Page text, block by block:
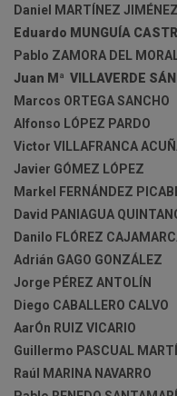
Daniel MARTÍNEZ JIMÉNEZ
Eduardo MUNGUÍA
Pablo ZAMORA DEL
Juan Mª VILLAVERDE
Marcos ORTEGA SANCHO
Alfonso LÓPEZ PARDO
Victor VILLAFRANCA
Javier GÓMEZ LÓPEZ
Markel FERNÁNDEZ
David PANIAGUA
Danilo FLÓREZ
Adrián GAGO GONZÁLEZ
Jorge PÉREZ ANTOLÍN
Diego CABALLERO CALVO
AarÓn RUIZ VICARIO
Guillermo PASCUAL
Raúl MARINA NAVARRO